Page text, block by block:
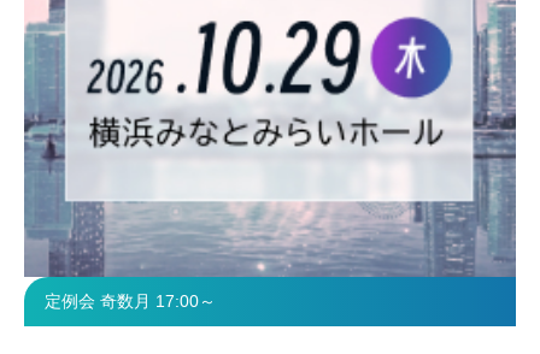
定例会 奇数月 17:00～